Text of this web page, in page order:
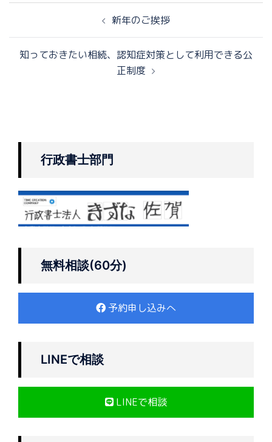
新年のご挨拶
知っておきたい相続、認知症対策として利用できる公
正制度
行政書士部門
無料相談(60分)
予約申し込みへ
LINEで相談
LINEで相談